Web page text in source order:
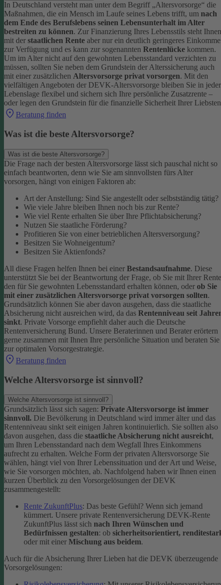
In Deutschland versteht man unter dem Begriff „Altersvorsorge“ die
Maßnahmen, die ein Mensch im Laufe seines Lebens trifft, um nach
dem Ende des Berufslebens seinen Lebensunterhalt im Alter
bestreiten zu können. Zur Finanzierung Ihres Lebensstils steht Ihnen
mit der staatlichen Rente aber nur ein deutlich geringeres
zur Verfügung und es kann zur sogenannten Rentenlücke kommen.
Um im Alter nicht auf den gewohnten Lebensstandard verzichten zu
müssen, sollten Sie neben dem Grundstein der Alterssicherung auch
mit einer zusätzlichen Altersvorsorge privat vorsorgen. Mit den
vielfältigen Angeboten der DEVK-Altersvorsorge bleiben Sie in jeder
Lebenslage flexibel und sichern sich Ihre persönliche Zusatzrente –
oder legen den Grundstein für die finanzielle Sicherheit Ihrer
Beratung finden
Was ist die beste Altersvorsorge?
Was ist die beste Altersvorsorge?
Die Frage nach der besten Altersvorsorge lässt sich pauschal nicht so
einfach beantworten, denn wie Sie am sinnvollsten fürs Alter
vorsorgen, hängt von einigen Faktoren ab:
Art der Anstellung: Sind Sie angestellt oder selbstständig tätig?
Wie viele Jahre bleiben Ihnen noch bis zur Rente?
Wie viel Rente erhalten Sie über Ihre Pflichtabsicherung?
Nutzen Sie staatliche Förderung?
Profitieren Sie von einer betrieblichen Altersversorgung?
Besitzen Sie Wohneigentum?
Besitzen Sie Aktienfonds?
All diese Fragen helfen Ihnen bei einer Bestandsaufnahme. Diese
unterstützt Sie bei der Beantwortung der Frage, ob Sie mit Ihrer Rente
den für Sie gewohnten Lebensstandard erhalten können, oder ob Sie
mit einer zusätzlichen Altersvorsorge privat vorsorgen sollten.
Grundsätzlich können Sie aber davon ausgehen, dass die staatliche
Absicherung nicht ausreichen wird, da das Rentenniveau seit
sinkt. Private Vorsorge empfiehlt daher auch die Deutsche
Rentenversicherung Bund. Unsere Beraterinnen und Berater erörtern
gerne zusammen mit Ihnen Ihre persönliche Situation und beraten Sie
zur optimalen Vorsorgestrategie.
Beratung finden
Welche Altersvorsorge ist sinnvoll?
Welche Altersvorsorge ist sinnvoll?
Grundsätzlich lässt sich sagen: Private Altersvorsorge ist immer
sinnvoll. Die Bevölkerung in Deutschland wird immer älter und das
Rentenniveau sinkt seit einigen Jahren kontinuierlich. Sie sollten also
davon ausgehen, dass die staatliche Absicherung nicht ausreicht,
um Ihren Lebensstandard nach dem Wegfall Ihres Einkommens
aufrecht zu erhalten. Welche Form der privaten Altersvorsorge Sie
wählen, hängt viel von Ihrer Lebenssituation und der Art und Weise,
wie Sie vorsorgen möchten, ab. Nachfolgend haben wir Ihnen einen
kurzen Überblick zu den Vorsorgelösungen der DEVK
zusammengestellt:
Rente ZukunftPlus: Das beste Gefühl? Wenn sich jemand
kümmert. Unsere private Rentenversicherung DEVK-Rente
ZukunftPlus lässt sich nach Ihren Wünschen und
Bedürfnissen gestalten: ob sicherheitsorientiert,
oder mit einer Mischung aus beidem.
Auch für die Absicherung Ihrer Lieben hat die DEVK überzeugende
Vorsorgelösungen: